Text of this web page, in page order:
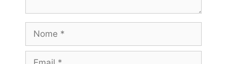
Nome
Email